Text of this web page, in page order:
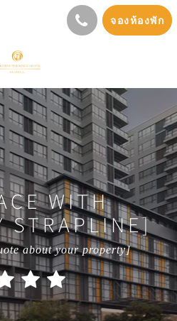
จองห้องพัก
WITH
STRAPLINE]
about your property]